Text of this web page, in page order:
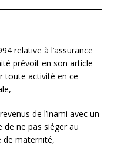
relative à l’assurance
prévoit en son article
toute activité en ce
de l’inami avec un
ne pas siéger au
de maternité,